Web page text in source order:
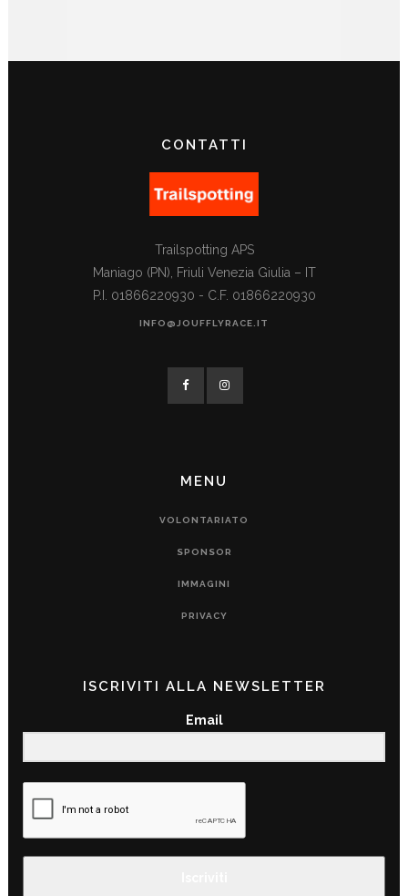
CONTATTI
Trailspotting APS
Maniago (PN), Friuli Venezia Giulia – IT
P.I. 01866220930 - C.F. 01866220930
INFO@JOUFFLYRACE.IT
MENU
VOLONTARIATO
SPONSOR
IMMAGINI
PRIVACY
ISCRIVITI ALLA NEWSLETTER
Email